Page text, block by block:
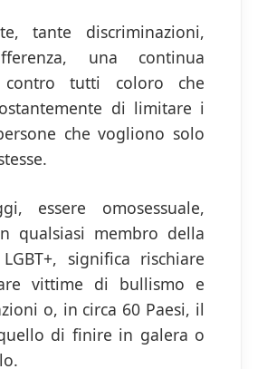
tante discriminazioni,
una continua
contro tutti coloro che
di limitare i
che vogliono solo
essere omosessuale,
qualsiasi membro della
significa rischiare
vittime di bullismo e
o, in circa 60 Paesi, il
di finire in galera o